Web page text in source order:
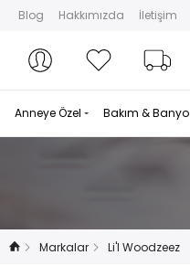
Blog Hakkımızda İletişim
Hesabım
Hesabım Favorilerim
Anneye Özel Bakım & Banyo
Markalar Li'l Woodzeez